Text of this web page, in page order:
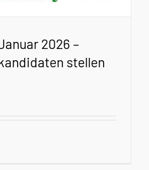
2026 –
stellen